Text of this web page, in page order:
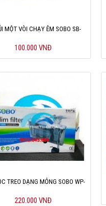
MỘT VÒI CHẠY ÊM SOBO SB-
100.000 VNĐ
TREO DẠNG MỎNG SOBO WP-
220.000 VNĐ